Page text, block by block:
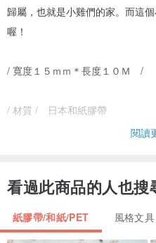
歸屬，也就是小雞們的家。而這
喔！
/ 寬度１５ｍｍ＊長度１０Ｍ /
/ 材質 / 日本和紙膠帶
/ 品牌簡介 /
紙膠帶的專賣店。
閱讀
看過此商品的人也搜
紙膠帶/和紙/PET 風格文具